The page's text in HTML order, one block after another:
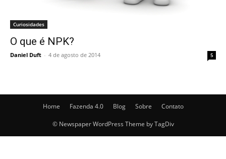
Curiosidades
O que é NPK?
Daniel Duft - 4 de agosto de 2014 5
Home Fazenda 4.0 Blog Sobre Contato
© Newspaper WordPress Theme by TagDiv